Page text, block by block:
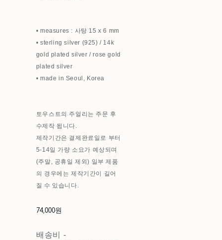
• measures : 사탕 15 x 6 mm
• sterling silver (925) / 14k
gold plated silver / rose gold
plated silver
• made in Seoul, Korea
토우스트의 주얼리는 주문 후
수제작 됩니다.
제작기간은 결제완료일로 부터
5-14일 가량 소요가 예상되며
(주말, 공휴일 제외) 일부 제품
의 경우에는 제작기간이 길어
질 수 있습니다.
74,000원
배송비 -